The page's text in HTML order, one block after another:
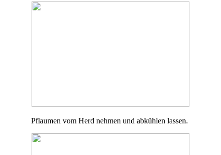
Pflaumen vom Herd nehmen und abkühlen lassen.